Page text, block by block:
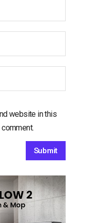
website in this